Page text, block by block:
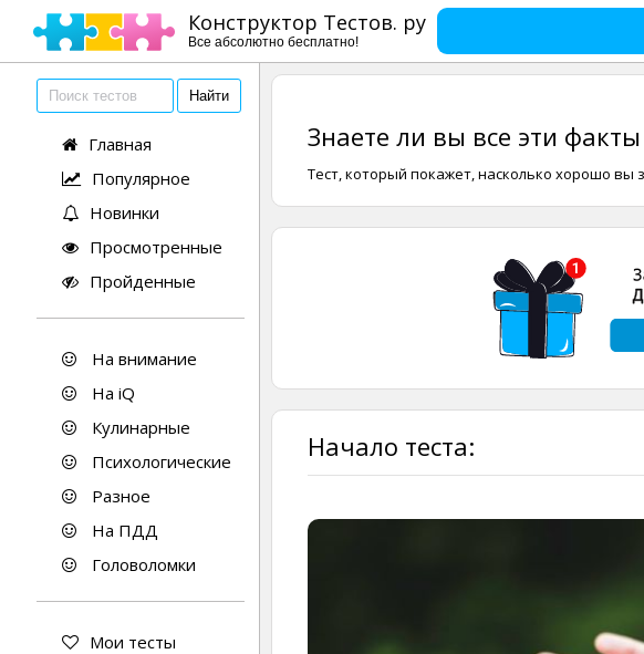
Конструктор Тестов. ру
Все абсолютно бесплатно!
Главная
Популярное
Новинки
Просмотренные
Пройденные
На внимание
На iQ
Кулинарные
Психологические
Разное
На ПДД
Головоломки
Мои тесты
Знаете ли вы все эти
Тест, который покажет, насколько хорошо вы
Начало теста: